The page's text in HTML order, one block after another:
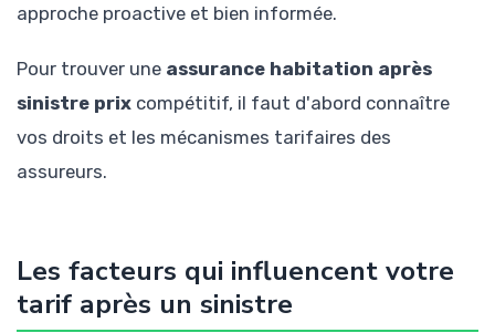
approche proactive et bien informée.
Pour trouver une assurance habitation après
sinistre prix compétitif, il faut d'abord connaître
vos droits et les mécanismes tarifaires des
assureurs.
Les facteurs qui influencent votre
tarif après un sinistre